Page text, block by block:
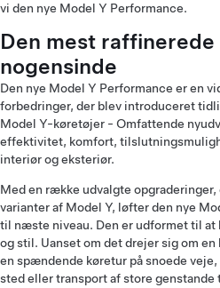
vi den nye Model Y Performance.
Den mest raffinerede
nogensinde
Den nye Model Y Performance er en
forbedringer, der blev introduceret
Model Y-køretøjer - Omfattende
effektivitet, komfort,
interiør og eksteriør.
Med en række udvalgte opgraderinger,
varianter af Model Y, løfter den nye
til næste niveau. Den er udformet til
og stil. Uanset om det drejer sig om
en spændende køretur på snoede
sted eller transport af store